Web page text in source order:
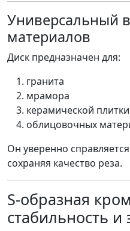
Универсальный
материалов
Диск предназначен для:
гранита
мрамора
керамической плитки
облицовочных
Он уверенно
сохраняя качество реза.
S-образная
стабильность и